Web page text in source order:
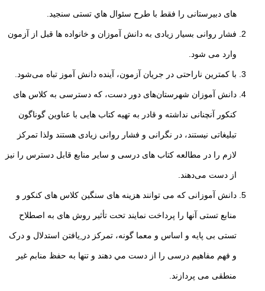
های دبیرستانی را فقط با طرح سئوال هاي تستی سنجيد.
فشار روانی بسیار زیادی به دانش آموزان و خانواده ها قبل از آزمون
وارد می شود.
با کمترین ناراحتی در جریان آزمون، آینده دانش آموز تباه می‌شود.
دانش آموزان شهرستان‌های دور دست، که دسترسی به کلاس های
کنکور آنچنانی نداشته و قادر به تهیه کتاب هایی با عناوین گوناگون
تبلیغاتی نیستند، در نگرانی و فشار روانی زیادی هستند ولذا تمرکز
لازم را در مطالعه کتاب های درسی و سایر منابع قابل دسترس را نیز
از دست می‌دهند.
دانش آموزانی که می توانند هزینه های سنگین کلاس های کنکور و
منابع تستی آنها را پرداخت نمایند تحت تأثیر روش های به اصطلاح
تستی بی پایه و اساس و معما گونه، تمرکز در ِیافتن استدلال و درک
و فهم مفاهیم درسی را از دست مي دهند و تنها به حفظ منابم غیر
منطقی می پردازند.